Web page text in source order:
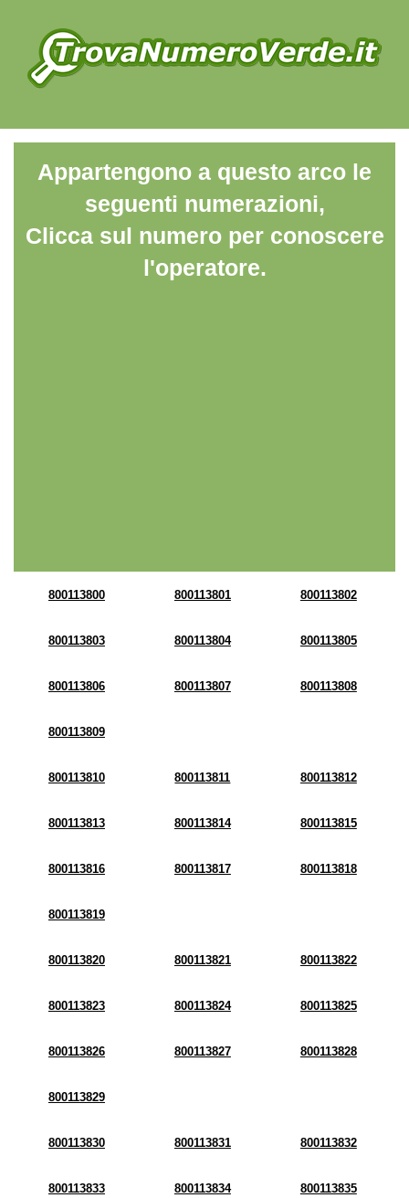
Appartengono a questo arco le
seguenti numerazioni,
Clicca sul numero per conoscere
l'operatore.
800113800 800113801 800113802
800113803 800113804 800113805
800113806 800113807 800113808
800113809
800113810 800113811 800113812
800113813 800113814 800113815
800113816 800113817 800113818
800113819
800113820 800113821 800113822
800113823 800113824 800113825
800113826 800113827 800113828
800113829
800113830 800113831 800113832
800113833 800113834 800113835